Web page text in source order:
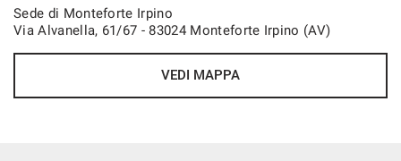
Sede di Monteforte Irpino
Via Alvanella, 61/67 - 83024 Monteforte Irpino (AV)
VEDI MAPPA